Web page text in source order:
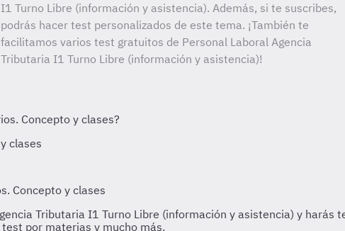
I1 Turno Libre (información y asistencia). Además, si te suscribes,
podrás hacer test personalizados de este tema. ¡También te
facilitamos varios test gratuitos de Personal Laboral Agencia
Tributaria I1 Turno Libre (información y asistencia)!